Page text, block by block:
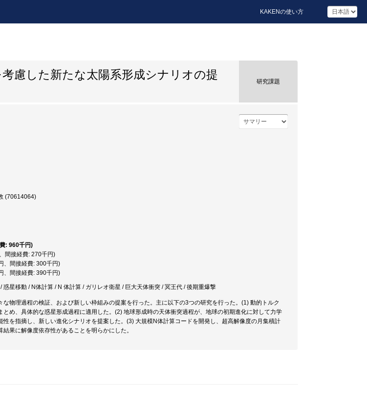
KAKENの使い方
慮した新たな太陽系形成シナリオの提
研究課題
(70614064)
: 960千円)
間接経費: 270千円)
、間接経費: 300千円)
、間接経費: 390千円)
惑星移動 / N体計算 / N 体計算 / ガリレオ衛星 / 巨大天体衝突 / 冥王代 / 後期重爆撃
物理過程の検証、および新しい枠組みの提案を行った。主に以下の3つの研究を行った。(1) 動的トルク
とめ、具体的な惑星形成過程に適用した。(2) 地球形成時の天体衝突過程が、地球の初期進化に対して力学
を指摘し、新しい進化シナリオを提案した。(3) 大規模N体計算コードを開発し、超高解像度の月集積計
果に解像度依存性があることを明らかにした。